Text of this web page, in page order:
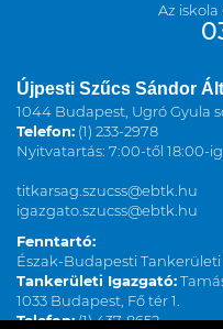
Az iskola
Újpesti Szűcs Sándor
1044 Budapest, Ugró Gyula
Telefon: (1) 233-2978
Nyitvatartás: 7:00-től 18:00-ig
titkarsag.szucss@ebtk.hu
igazgato.szucss@ebtk.hu
Fenntartó:
Észak-Budapesti
Tankerületi Igazgató:
1033 Budapest, Fő tér 1.
Telefon:(1) 437-8652